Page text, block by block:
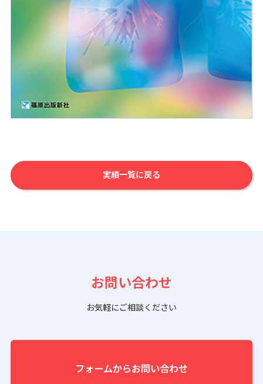
実績一覧に戻る
お問い合わせ
お気軽にご相談ください
フォームからお問い合わせ